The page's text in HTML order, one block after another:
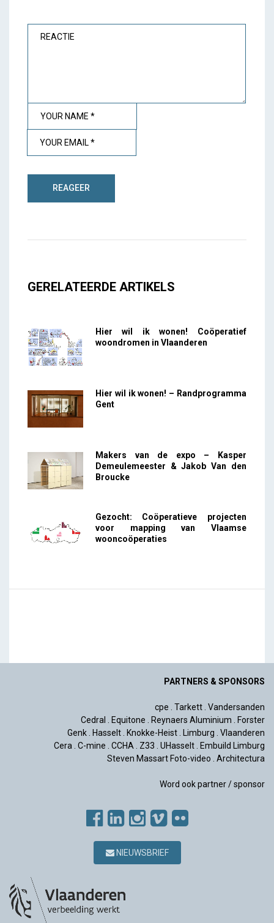
GERELATEERDE ARTIKELS
Hier wil ik wonen! Coöperatief
woondromen in Vlaanderen
Hier wil ik wonen! – Randprogramma
Gent
Makers van de expo – Kasper
Demeulemeester & Jakob Van den
Broucke
Gezocht: Coöperatieve projecten
voor mapping van Vlaamse
wooncoöperaties
PARTNERS & SPONSORS
cpe Tarkett Vandersanden
Cedral
Equitone Reynaers Aluminium
Forster
Genk
Hasselt Knokke-Heist Limburg
Vlaanderen
Cera
C-mine CCHA Z33 UHasselt
Embuild Limburg
Steven Massart Foto-video
Architectura
Word ook partner / sponsor
NIEUWSBRIEF